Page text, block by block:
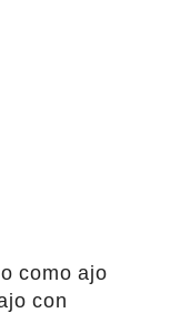
como ajo
con